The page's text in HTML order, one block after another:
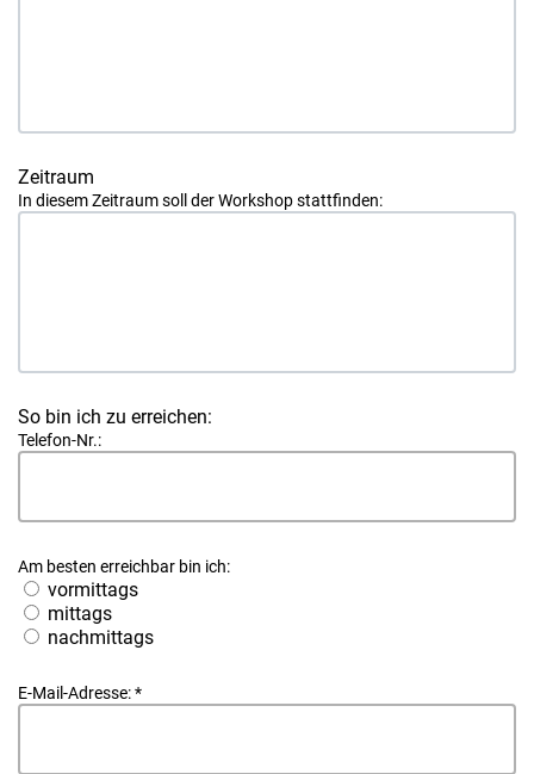
Zeitraum
In diesem Zeitraum soll der Workshop stattfinden:
So bin ich zu erreichen:
Telefon-Nr.:
Am besten erreichbar bin ich:
vormittags
mittags
nachmittags
E-Mail-Adresse:*